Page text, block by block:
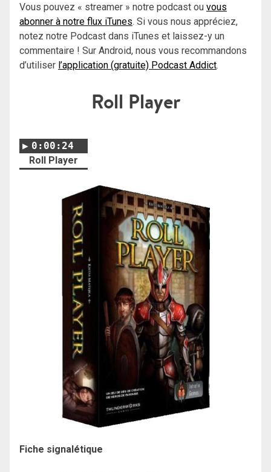
Vous pouvez « streamer » notre podcast ou vous
abonner à notre flux iTunes. Si vous nous appréciez,
notez notre Podcast dans iTunes et laissez-y un
commentaire ! Sur Android, nous vous recommandons
d’utiliser l’application (gratuite) Podcast Addict.
Roll Player
0:00:24
Roll Player
Fiche signalétique